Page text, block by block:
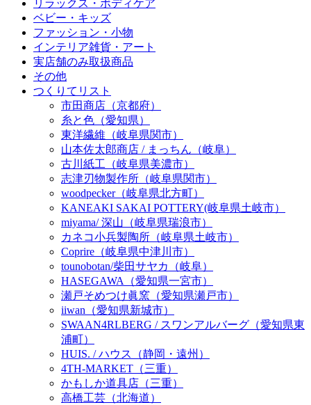
リラックス・ボディケア
ベビー・キッズ
ファッション・小物
インテリア雑貨・アート
実店舗のみ取扱商品
その他
つくりてリスト
市田商店（京都府）
糸と色（愛知県）
東洋繊維（岐阜県関市）
山本佐太郎商店 / まっちん（岐阜）
古川紙工（岐阜県美濃市）
志津刃物製作所（岐阜県関市）
woodpecker（岐阜県北方町）
KANEAKI SAKAI POTTERY(岐阜県土岐市）
miyama/ 深山（岐阜県瑞浪市）
カネコ小兵製陶所（岐阜県土岐市）
Coprire（岐阜県中津川市）
tounobotan/柴田サヤカ（岐阜）
HASEGAWA（愛知県一宮市）
瀬戸そめつけ眞窯（愛知県瀬戸市）
iiwan（愛知県新城市）
SWAAN4RLBERG / スワンアルバーグ（愛知県東
浦町）
HUIS. / ハウス（静岡・遠州）
4TH-MARKET（三重）
かもしか道具店（三重）
高橋工芸（北海道）